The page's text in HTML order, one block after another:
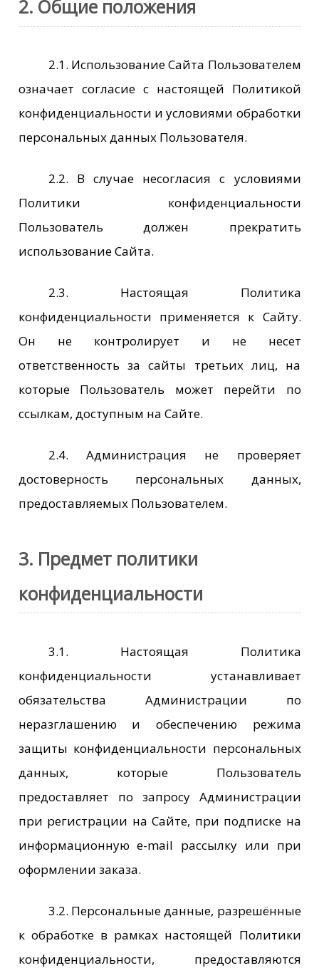
2. Общие положения
2.1. Использование Сайта Пользователем
означает согласие с настоящей Политикой
конфиденциальности и условиями обработки
персональных данных Пользователя.
2.2. В случае несогласия с условиями
Политики конфиденциальности
Пользователь должен прекратить
использование Сайта.
2.3. Настоящая Политика
конфиденциальности применяется к Сайту.
Он не контролирует и не несет
ответственность за сайты третьих лиц, на
которые Пользователь может перейти по
ссылкам, доступным на Сайте.
2.4. Администрация не проверяет
достоверность персональных данных,
предоставляемых Пользователем.
3. Предмет политики
конфиденциальности
3.1. Настоящая Политика
конфиденциальности устанавливает
обязательства Администрации по
неразглашению и обеспечению режима
защиты конфиденциальности персональных
данных, которые Пользователь
предоставляет по запросу Администрации
при регистрации на Сайте, при подписке на
информационную e-mail рассылку или при
оформлении заказа.
3.2. Персональные данные, разрешённые
к обработке в рамках настоящей Политики
конфиденциальности, предоставляются